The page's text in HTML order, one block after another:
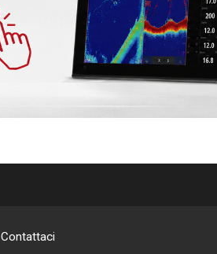
Contattaci